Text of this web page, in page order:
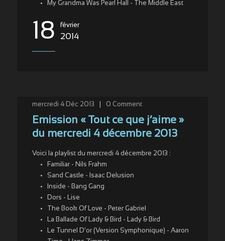
My Grandma Was Pearl Hall - The Middle East
18 février
2014
mercredi 4 Déc 2013 0 Comment
Emission « Tout ce que j’aime »
du mercredi 4 décembre 2013
Voici la playlist du mercredi 4 décembre 2013 :
Familiar - Nils Frahm
Sand Castle - Isaac Delusion
Inside - Bang Gang
Dors - Lise
The Book Of Love - Peter Gabriel
La Ballade Of Lady & Bird - Lady & Bird
Le Tunnel D'or (Version Symphonique) - Aaron